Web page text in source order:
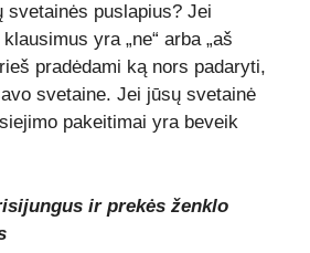
svetainės puslapius? Jei
yra „ne“ arba „aš
pradėdami ką nors padaryti,
svetaine. Jei jūsų svetainė
pakeitimai yra beveik
ir prekės ženklo